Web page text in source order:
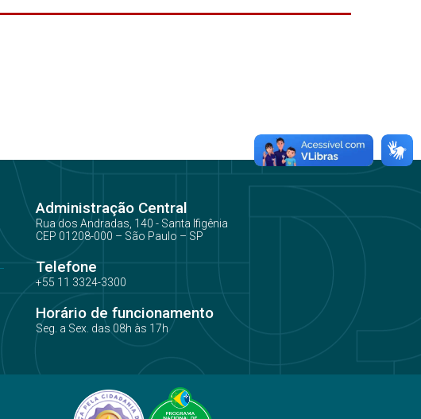
Administração Central
Rua dos Andradas, 140 - Santa Ifigênia
CEP 01208-000 – São Paulo – SP
Telefone
+55 11 3324-3300
Horário de funcionamento
Seg. a Sex. das 08h às 17h